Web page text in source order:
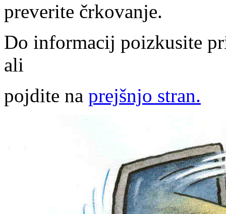
preverite črkovanje.
Do informacij poizkusite
ali
pojdite na prejšnjo stran.